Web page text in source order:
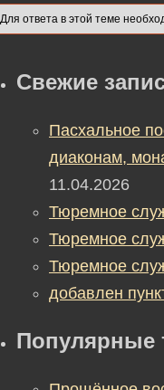
Для ответа в этой теме
Свежие
Пасхальное
диаконам,
11.04.2026
Тюремное
Тюремное
Тюремное
добавлен
Популярные